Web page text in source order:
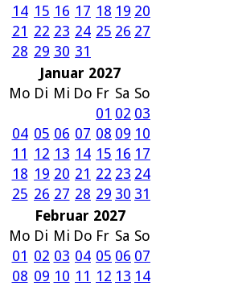
14 15 16 17 18 19 20
21 22 23 24 25 26 27
28 29 30 31
Januar 2027
Mo Di Mi Do Fr Sa So
01 02 03
04 05 06 07 08 09 10
11 12 13 14 15 16 17
18 19 20 21 22 23 24
25 26 27 28 29 30 31
Februar 2027
Mo Di Mi Do Fr Sa So
01 02 03 04 05 06 07
08 09 10 11 12 13 14